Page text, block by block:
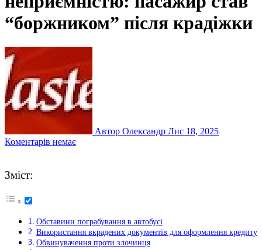
“боржником” після крадіжки
Автор Олександр Лис 18, 2025
Коментарів немає
Зміст:
Обставини пограбування в автобусі
Використання вкрадених документів для оформлення кредиту
Обвинувачення проти злочинця